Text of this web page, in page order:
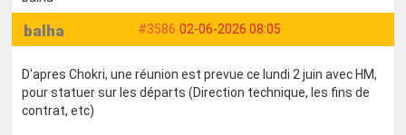
#3586 02-06-2026 08:05
balha
D'apres Chokri, une réunion est prevue ce lundi 2 juin avec HM,
pour statuer sur les départs (Direction technique, les fins de
contrat, etc)